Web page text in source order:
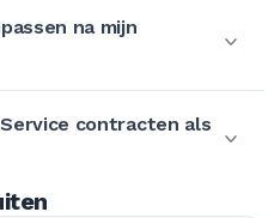
na mijn
contracten als